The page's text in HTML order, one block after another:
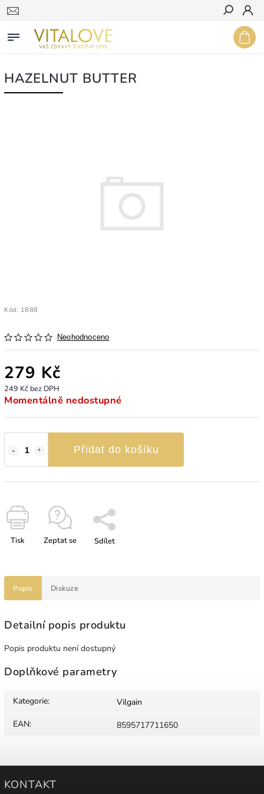
Hledat
HAZELNUT BUTTER
Kód: 1888
Neohodnoceno
279 Kč
249 Kč bez DPH
Momentálně nedostupné
Přidat do košíku
Tisk Zeptat se Sdílet
Popis Diskuze
Detailní popis produktu
Popis produktu není dostupný
Doplňkové parametry
Kategorie:
Vilgain
EAN: 8595717711650
KONTAKT